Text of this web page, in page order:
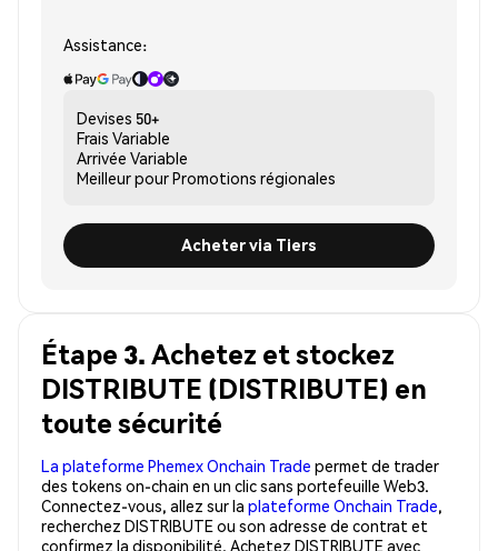
Assistance:
Devises 50+
Frais Variable
Arrivée Variable
Meilleur pourPromotions régionales
Acheter via Tiers
Étape 3. Achetez et stockez
DISTRIBUTE (DISTRIBUTE) en
toute sécurité
La plateforme Phemex Onchain Trade permet de trader
des tokens on-chain en un clic sans portefeuille Web3.
Connectez-vous, allez sur la plateforme Onchain Trade,
recherchez DISTRIBUTE ou son adresse de contrat et
confirmez la disponibilité. Achetez DISTRIBUTE avec